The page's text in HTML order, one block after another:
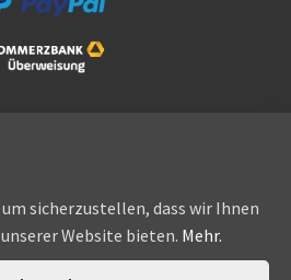
/eADAMS GmbH- Sommer-, Nice-,
sicherzustellen, dass wir Ihnen
Website bieten. Mehr.